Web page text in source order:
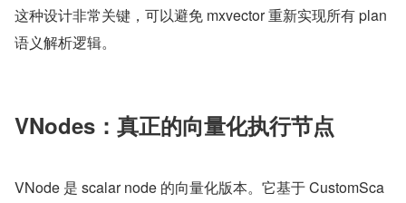
这种设计非常关键，可以避免 mxvector 重新实现所有 plan
语义解析逻辑。
VNodes：真正的向量化执行节点
VNode 是 scalar node 的向量化版本。它基于 CustomSca